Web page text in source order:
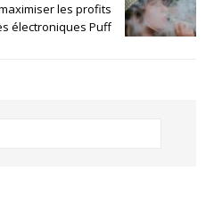
les profits
électroniques Puff